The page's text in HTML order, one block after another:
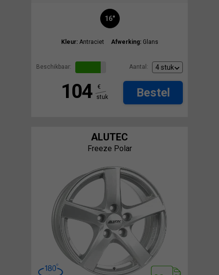
16"
Kleur: Antraciet Afwerking: Glans
Beschikbaar: Aantal:
104
€
stuk
Bestel
ALUTEC
Freeze Polar